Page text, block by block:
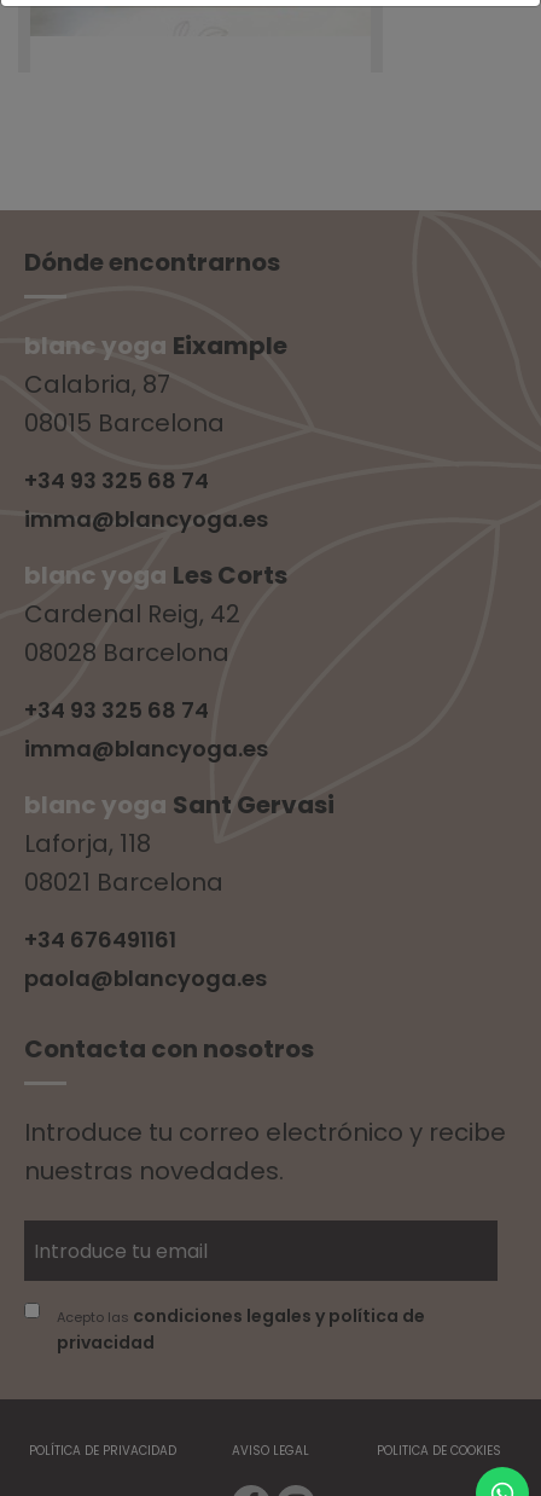
Dónde encontrarnos
blanc yoga Eixample
Calabria, 87
08015 Barcelona
+34 93 325 68 74
imma@blancyoga.es
blanc yoga Les Corts
Cardenal Reig, 42
08028 Barcelona
+34 93 325 68 74
imma@blancyoga.es
blanc yoga Sant Gervasi
Laforja, 118
08021 Barcelona
+34 676491161
paola@blancyoga.es
Contacta con nosotros
Introduce tu correo electrónico y recibe
nuestras novedades.
Acepto las condiciones legales y política de
privacidad
POLÍTICA DE PRIVACIDAD AVISO LEGAL POLITICA DE COOKIES